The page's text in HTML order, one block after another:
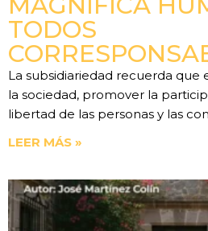
TODOS
La subsidiariedad recuerda que
la sociedad, promover la
libertad de las personas y las
LEER MÁS »